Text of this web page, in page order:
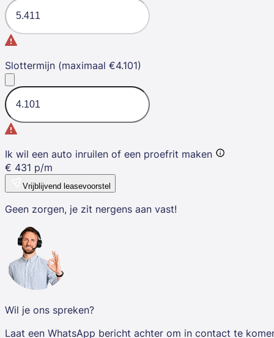
Slottermijn (maximaal €4.101)
Ik wil een auto inruilen of een proefrit maken
€ 431 p/m
Vrijblijvend leasevoorstel
Geen zorgen, je zit nergens aan vast!
Wil je ons spreken?
Laat een WhatsApp bericht achter om in contact te